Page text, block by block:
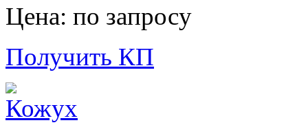
Цена: по запросу
Получить КП